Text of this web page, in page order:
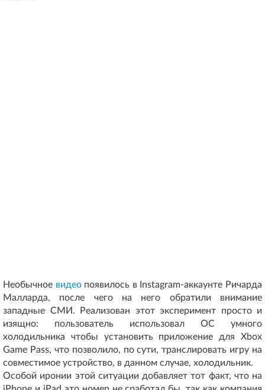
Необычное видеопоявилось в Instagram-аккаунте Ричарда
Малларда, после чего на него обратили внимание
западные СМИ. Реализован этот эксперимент просто и
изящно: пользователь использовал ОС умного
холодильника чтобы установить приложение для Xbox
Game Pass, что позволило, по сути, транслировать игру на
совместимое устройство, в данном случае, холодильник.
Особой иронии этой ситуации добавляет тот факт, что на